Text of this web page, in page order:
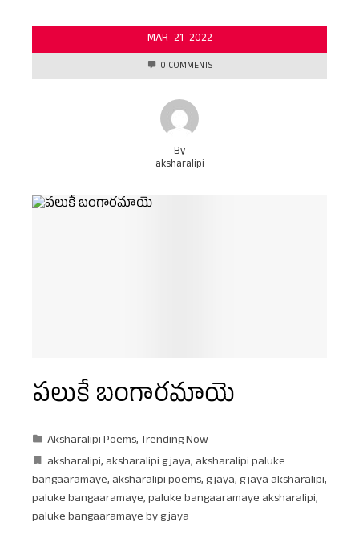
MAR 21 2022
0 COMMENTS
By
aksharalipi
పలుకే బంగారమాయె
Aksharalipi Poems,Trending Now
aksharalipi, aksharalipi g jaya, aksharalipi paluke
bangaaramaye, aksharalipi poems, g jaya, g jaya aksharalipi,
paluke bangaaramaye,paluke bangaaramaye aksharalipi,
paluke bangaaramaye by g jaya